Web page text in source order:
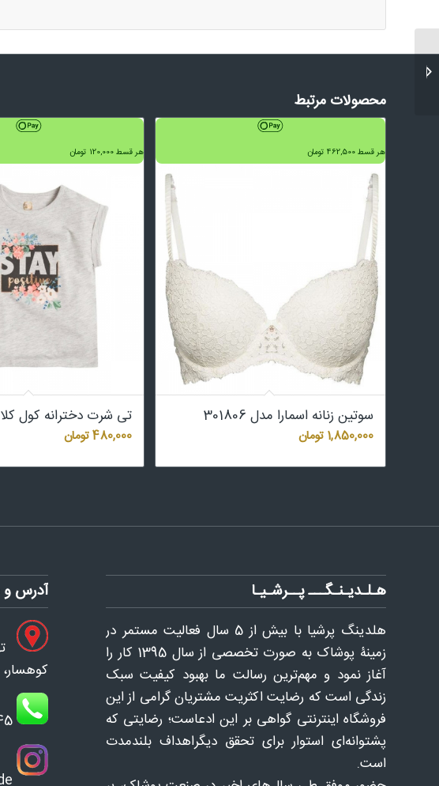
محصولات مرتبط
هر قسط462,500 تومان
سوتین زنانه اسمارا مدل 301806
1,850,000 تومان
هر قسط120,000 تومان
تی شرت دخترانه کول
480,000تومان
هـلـدیـنـگـــ پــرشـیـا
هلدينگ پرشيا با بيش از 5 سال فعاليت مستمر در
زمینۀ پوشاک به ‌صورت تخصصی از سال 1395 كار را
آغاز نمود و مهم‌ترین رسالت ما بهبود کیفیت سبک
زندگی است که رضایت اکثریت مشتریان گرامی از این
فروشگاه اینترنتی گواهی بر این ادعاست؛ رضایتی که
پشتوانه‌ای استوار برای تحقق دیگراهداف بلندمدت
است.
آدرس و
کوهسار،